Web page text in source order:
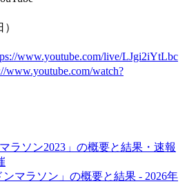
www.youtube.com/live/LJgi2iYtLbc
www.youtube.com/watch?
ラソン2023」の概要と結果・速報
ンマラソン」の概要と結果 - 2026年